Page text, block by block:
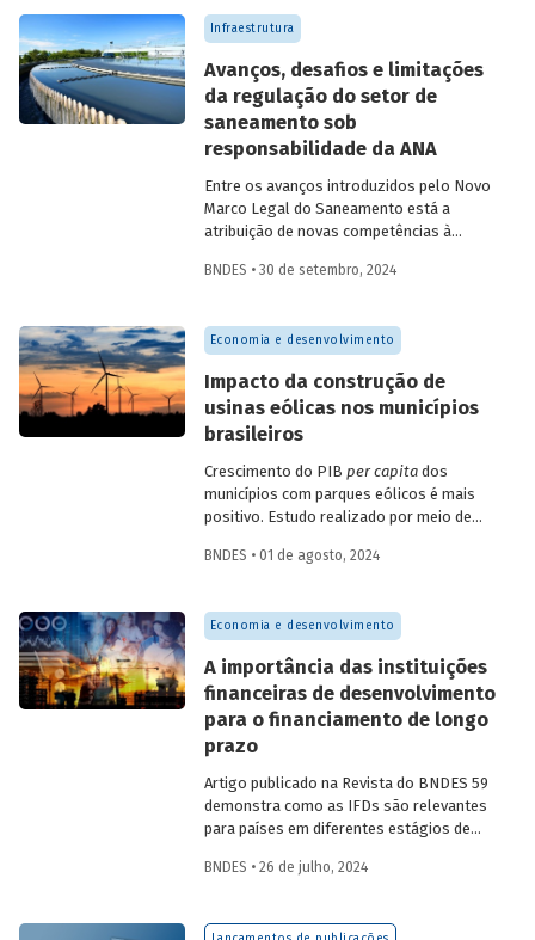
do BNDES 60.
Infraestrutura
Avanços, desafios e limitações
da regulação do setor de
saneamento sob
responsabilidade da ANA
Entre os avanços introduzidos pelo Novo
Marco Legal do Saneamento está a
atribuição de novas competências à
Básico (ANA) para regularização do setor.
desafios desse percurso e a importância
de superá-los.
BNDES • 30 de setembro, 2024
Economia e desenvolvimento
Impacto da construção de
usinas eólicas nos municípios
brasileiros
Crescimento do PIB per capitados
municípios com parques eólicos é mais
positivo. Estudo realizado por meio de
resultados mais significativos dois a três
dispersão posterior.
BNDES • 01 de agosto, 2024
Economia e desenvolvimento
A importância das instituições
financeiras de desenvolvimento
para o financiamento de longo
prazo
Artigo publicado na Revista do BNDES 59
demonstra como as IFDs são relevantes
para países em diferentes estágios de
de estabilidade quanto nos de crise
para o desenvolvimento sustentável.
BNDES • 26 de julho, 2024